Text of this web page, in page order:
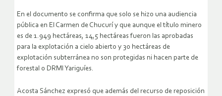
En el documento se confirma que solo se hizo una audiencia
pública en El Carmen de Chucurí y que aunque el título minero
es de 1.949 hectáreas, 14,5 hectáreas fueron las aprobadas
para la explotación a cielo abierto y 30 hectáreas de
explotación subterránea no son protegidas ni hacen parte de
forestal o DRMI Yariguíes.
Acosta Sánchez expresó que además del recurso de reposición